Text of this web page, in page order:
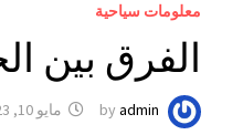
معلومات سياحية
الفرق بين
by admin مايو 10, 2023